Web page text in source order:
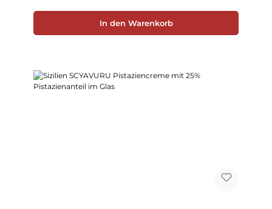
In den Warenkorb